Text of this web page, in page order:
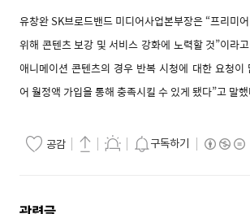
유창완 SK브로드밴드 미디어사업본부장은 “프리미
위해 콘텐츠 보강 및 서비스 강화에 노력할 것”이라
애니메이션 콘텐츠의 경우 반복 시청에 대한 요청이
어 월정액 가입을 통해 충족시킬 수 있게 됐다”고 말
공감 구독하기